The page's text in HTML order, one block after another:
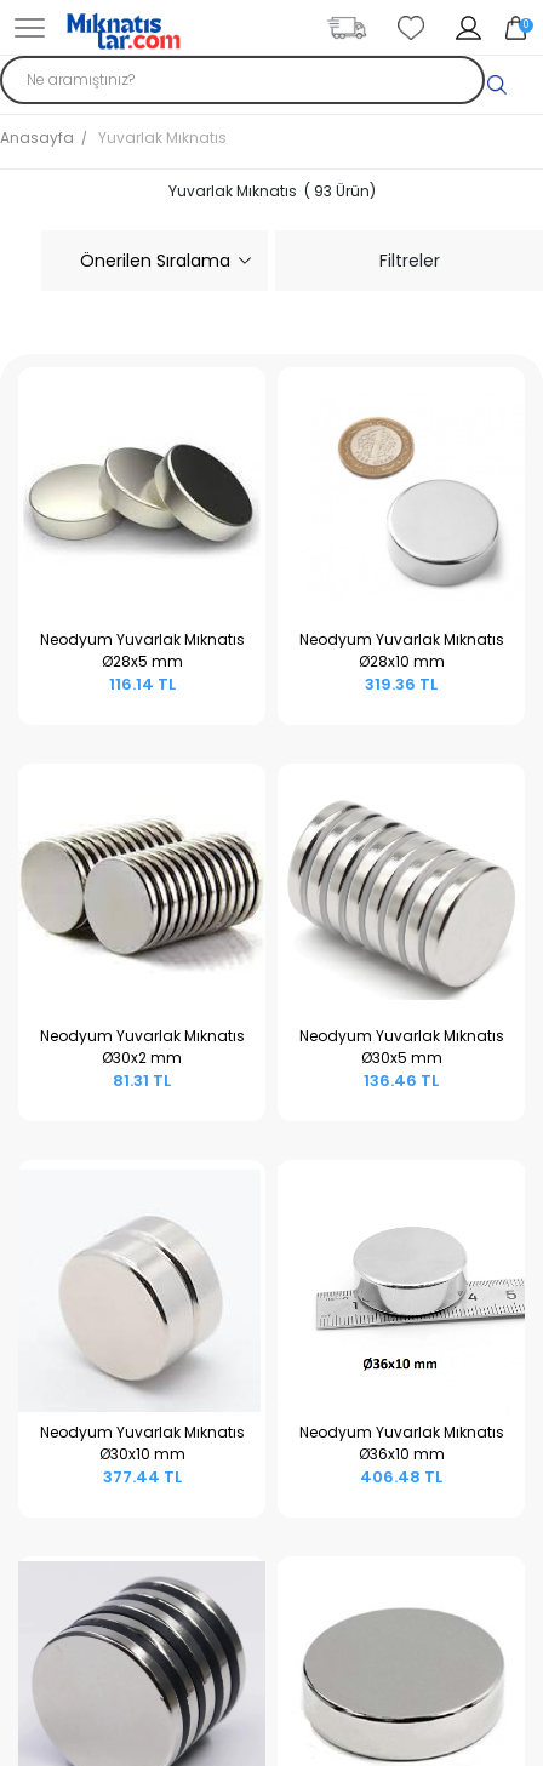
0
Anasayfa Yuvarlak Mıknatıs
Filtreler
Yuvarlak Mıknatıs ( 93 Ürün)
Sepete Ekle
Neodyum Yuvarlak Mıknatıs
Ø28x5 mm
116.14 TL
Sepete Ekle
Neodyum Yuvarlak Mıknatıs
Ø28x10 mm
319.36 TL
Sepete Ekle
Neodyum Yuvarlak Mıknatıs
Ø30x2 mm
81.31 TL
Sepete Ekle
Neodyum Yuvarlak Mıknatıs
Ø30x5 mm
136.46 TL
Sepete Ekle
Neodyum Yuvarlak Mıknatıs
Ø30x10 mm
377.44 TL
Sepete Ekle
Neodyum Yuvarlak Mıknatıs
Ø36x10 mm
406.48 TL